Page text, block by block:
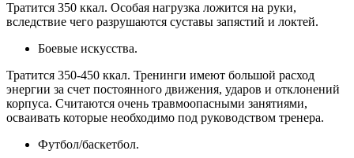
Тратится 350 ккал. Особая нагрузка ложится на руки,
вследствие чего разрушаются суставы запястий и локтей.
Боевые искусства.
Тратится 350-450 ккал. Тренинги имеют большой расход
энергии за счет постоянного движения, ударов и отклонений
корпуса. Считаются очень травмоопасными занятиями,
осваивать которые необходимо под руководством тренера.
Футбол/баскетбол.